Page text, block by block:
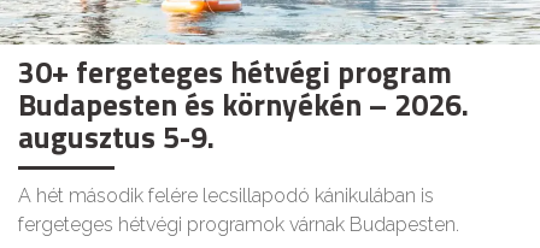
30+ fergeteges hétvégi program
Budapesten és környékén – 2026.
augusztus 5-9.
A hét második felére lecsillapodó kánikulában is
fergeteges hétvégi programok várnak Budapesten.